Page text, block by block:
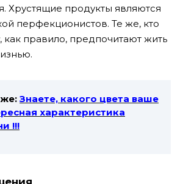
Хрустящие продукты являются
перфекционистов. Те же, кто
как правило, предпочитают жить
Знаете, какого цвета ваше
характеристика
!!!